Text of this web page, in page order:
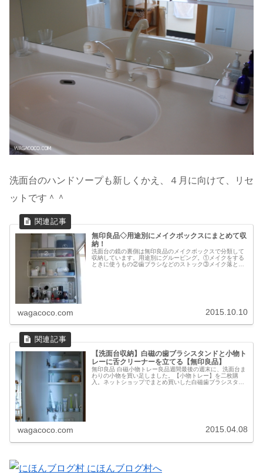
洗面台のハンドソープも新しくかえ、４月に向けて、リセ
ットです＾＾
無印良品◇用途別にメイクボックスにまとめて収
納！
洗面台の鏡の裏側は無印良品のメイクボックスで分類して
収納しています。用途別にグルーピング。①メイクをする
ときに使うもの②歯ブラシなどのストック③メイク落とし
wagacoco.com 2015.10.10
【洗面台収納】白磁の歯ブラシスタンドと小物ト
レーに舌クリーナーを立てる【無印良品】
無印良品 白磁小物トレー良品週間最後の週末に、洗面台ま
わりの小物を買い足しました。【小物トレー】を二枚購
入。ネットショップでまとめ買いした白磁歯ブラシスタン
wagacoco.com 2015.04.08